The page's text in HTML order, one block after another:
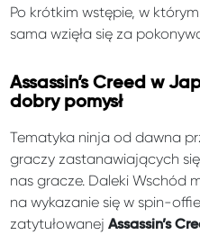
Po krótkim wstępie, w
sama wzięła się za
Assassin’s Creed w
dobry pomysł
Tematyka ninja od dawna
graczy zastanawiających
nas gracze. Daleki Wschód
na wykazanie się w spin-
zatytułowanejAssassin’s